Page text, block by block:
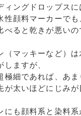
ィングドロップス
性顔料マーカーで
べると乾きが悪い
（マッキーなど）
しますが、
極細であれば、あ
が太いほどにじみ
にも顔料系と染料